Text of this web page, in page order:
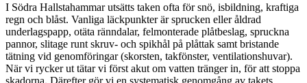
I Södra Hallstahammar utsätts taken ofta för snö, isbildning, kraftiga
regn och blåst. Vanliga läckpunkter är sprucken eller åldrad
underlagspapp, otäta ränndalar, felmonterade plåtbeslag, spruckna
pannor, slitage runt skruv- och spikhål på plåttak samt bristande
tätning vid genomföringar (skorsten, takfönster, ventilationshuvar).
När vi rycker ut tätar vi först akut om vatten tränger in, för att stoppa
skadorna. Därefter gör vi en systematisk genomgång av takets